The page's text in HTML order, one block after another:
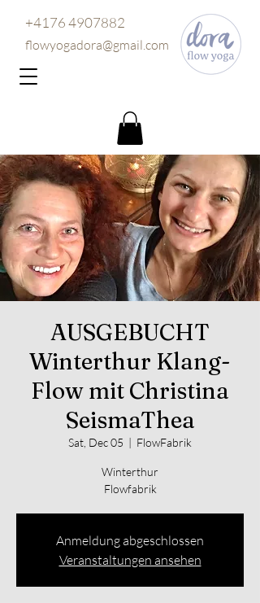
flowyogadora@gmail.com
+4176 4907882
AUSGEBUCHT
Winterthur Klang-
Flow mit Christina
SeismaThea
Sat, Dec 05
  |
FlowFabrik
Winterthur
Anmeldung abgeschlossen
Veranstaltungen ansehen